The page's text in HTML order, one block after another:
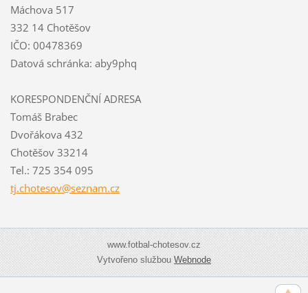
Máchova 517
332 14 Chotěšov
IČO: 00478369
Datová schránka: aby9phq
KORESPONDENČNÍ ADRESA
Tomáš Brabec
Dvořákova 432
Chotěšov 33214
Tel.: 725 354 095
tj.chotesov@seznam.cz
www.fotbal-chotesov.cz
Vytvořeno službouWebnode